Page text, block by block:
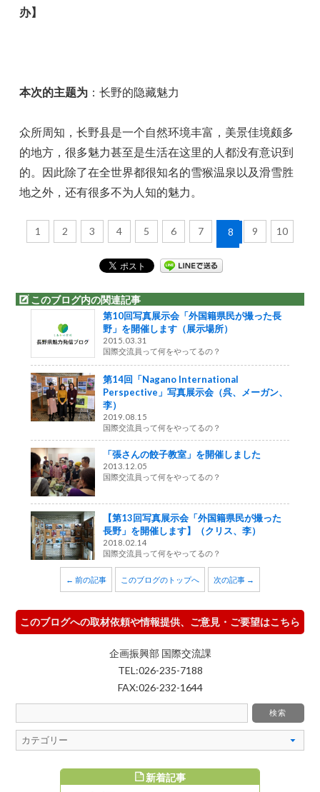
办】
本次的主题为 ：长野的隐藏魅力
众所周知，长野县是一个自然环境丰富，美景佳境颇多
的地方，很多魅力甚至是生活在这里的人都没有意识到
的。因此除了在全世界都很知名的雪猴温泉以及滑雪胜
地之外，还有很多不为人知的魅力。
1 2 3 4 5 6 7 8 9 10
このブログ内の関連記事
第10回写真展示会「外国籍県民が撮った長
野」を開催します（展示場所）
2015.03.31
国際交流員って何をやってるの？
第14回「Nagano International
Perspective」写真展示会（呉、メーガン、
李）
2019.08.15
国際交流員って何をやってるの？
「張さんの餃子教室」を開催しました
2013.12.05
国際交流員って何をやってるの？
【第13回写真展示会「外国籍県民が撮った
長野」を開催します】（クリス、李）
2018.02.14
国際交流員って何をやってるの？
← 前の記事 このブログのトップへ 次の記事 →
このブログへの取材依頼や情報提供、ご意見・ご要望はこちら
企画振興部 国際交流課
TEL:026-235-7188
FAX:026-232-1644
新着記事